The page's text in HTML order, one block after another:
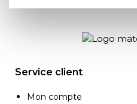
Service client
Mon compte